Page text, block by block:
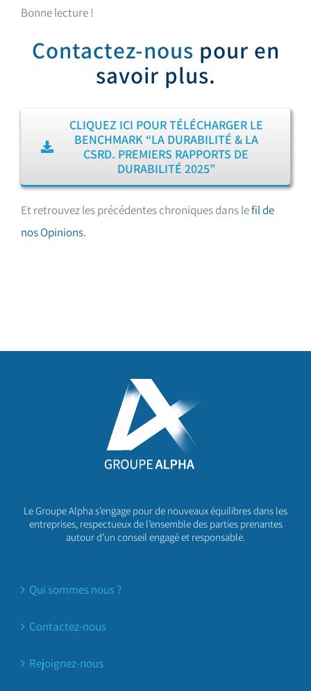
Bonne lecture !
Contactez-nous pour en
savoir plus.
CLIQUEZ ICI POUR TÉLÉCHARGER LE
BENCHMARK “LA DURABILITÉ & LA
CSRD. PREMIERS RAPPORTS DE
DURABILITÉ 2025”
Et retrouvez les précédentes chroniques dans lefil de
nos Opinions.
Le Groupe Alpha s’engage pour de nouveaux équilibres dans les
entreprises, respectueux de l’ensemble des parties prenantes
autour d’un conseil engagé et responsable.
Qui sommes nous ?
Contactez-nous
Rejoignez-nous